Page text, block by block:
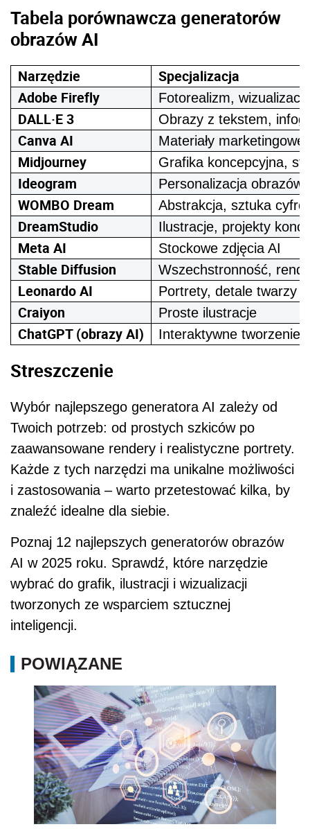
Tabela porównawcza generatorów
obrazów AI
Narzędzie
Specjalizacja
Adobe Firefly
Fotorealizm, wizualizacje
DALL·E 3 Obrazy z tekstem,
Canva AI Materiały
Midjourney Grafika koncepcyjna,
Ideogram Personalizacja obrazów
WOMBO Dream Abstrakcja, sztuka
DreamStudio Ilustracje, projekty
Meta AI Stockowe zdjęcia AI
Stable Diffusion Wszechstronność,
Leonardo AI Portrety, detale twarzy
Craiyon Proste ilustracje
ChatGPT (obrazy AI) Interaktywne tworzenie
Streszczenie
Wybór najlepszego generatora AI zależy od
Twoich potrzeb: od prostych szkiców po
zaawansowane rendery i realistyczne portrety.
Każde z tych narzędzi ma unikalne możliwości
i zastosowania – warto przetestować kilka, by
znaleźć idealne dla siebie.
Poznaj 12 najlepszych generatorów obrazów
AI w 2025 roku. Sprawdź, które narzędzie
wybrać do grafik, ilustracji i wizualizacji
tworzonych ze wsparciem sztucznej
inteligencji.
POWIĄZANE